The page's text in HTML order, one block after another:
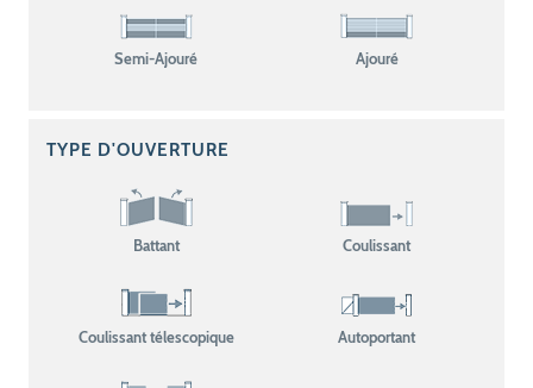
Semi-Ajouré Ajouré
TYPE D'OUVERTURE
Battant Coulissant
Coulissant télescopique Autoportant